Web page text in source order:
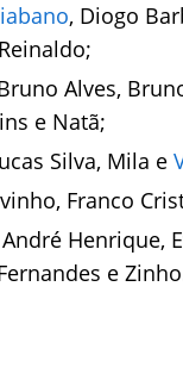
, Diogo
Alves,
e Natã;
Silva, Mila e
Franco
André Henrique,
e